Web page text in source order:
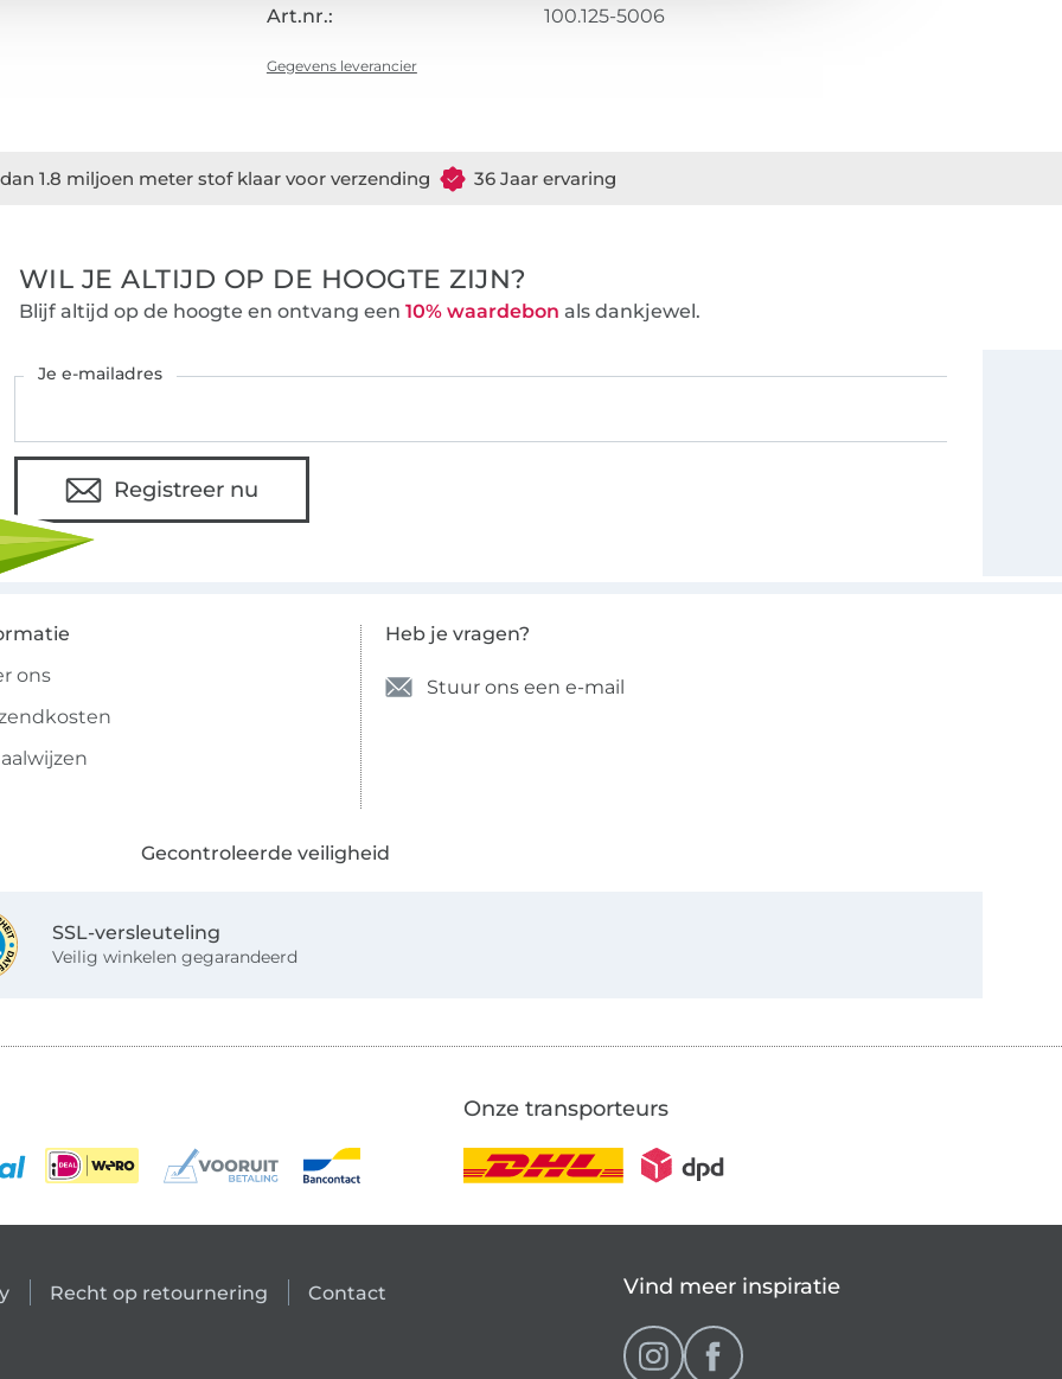
Art.nr.:
100.125-5006
Gegevens leverancier
1.8 miljoen meter stof klaar voor verzending 36 Jaar ervaring
WIL JE ALTIJD OP DE HOOGTE ZIJN?
Blijf altijd op de hoogte en ontvang een 10% waardebon als dankjewel.
Je e-mailadres
Registreer nu
ons
Heb je vragen?
Stuur ons een e-mail
Gecontroleerde veiligheid
SSL-versleuteling
Veilig winkelen gegarandeerd
Onze transporteurs
Recht op retournering Contact Vind meer inspiratie